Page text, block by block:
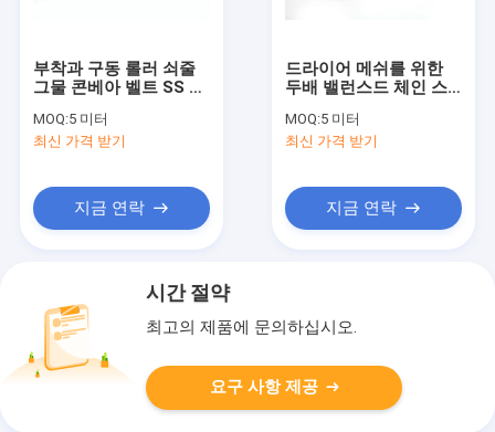
부착과 구동 롤러 쇠줄
그물 콘베아 벨트 SS 슬
MOQ:5 미터
최신 가격 받기
지금 연락
드라이어 메쉬를 위한
두배 밸런스드 체인 스
콘베어
MOQ:5 미터
최신 가격 받기
지금 연락
시간 절약
최고의 제품에 문의하십시오.
요구 사항 제공